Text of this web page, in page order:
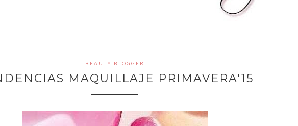
BEAUTY BLOGGER
MAQUILLAJE PRIMAVERA'15